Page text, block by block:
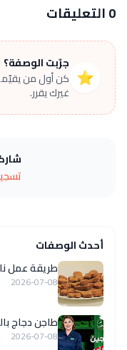
0 التعليقات
⭐
جرّبت الوصفة؟
كن أول من
غيرك يقرر.
أحدث الوصفات
طريقة عمل
2026-07-08
طاجن دجاج
2026-07-08